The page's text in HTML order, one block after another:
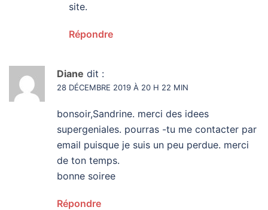
site.
Répondre
Diane dit :
28 DÉCEMBRE 2019 À 20 H 22 MIN
bonsoir,Sandrine. merci des idees
supergeniales. pourras -tu me contacter par
email puisque je suis un peu perdue. merci
de ton temps.
bonne soiree
Répondre